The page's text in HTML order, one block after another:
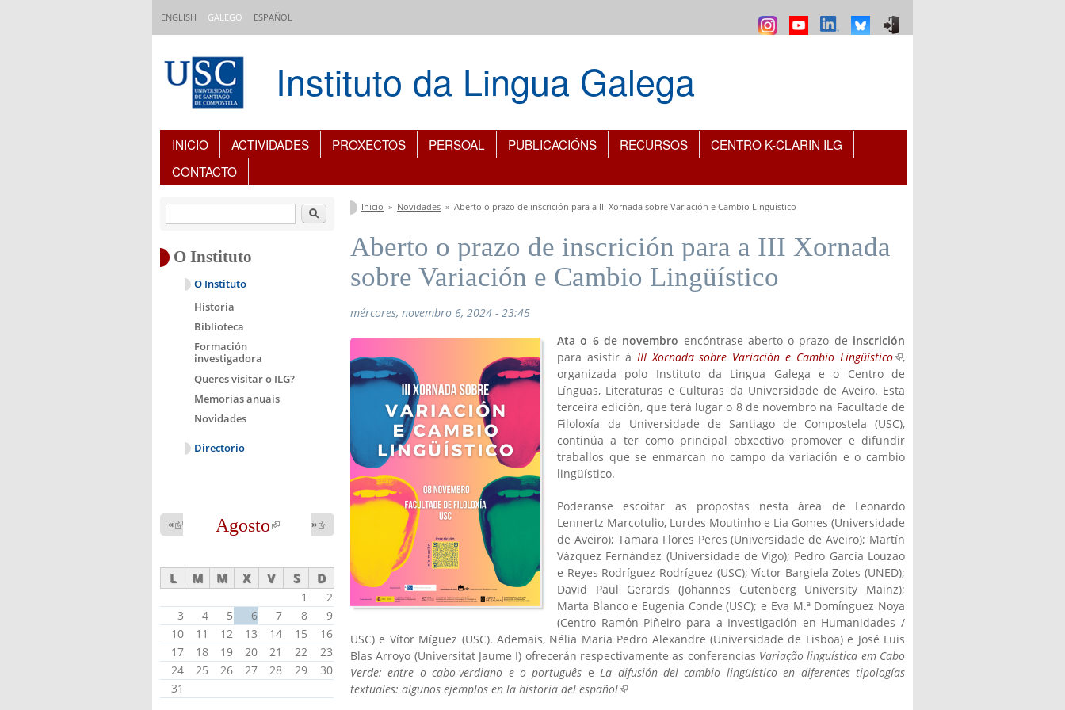
ENGLISH GALEGO ESPAÑOL
Instituto da Lingua Galega
Índice de contidos
INICIO ACTIVIDADES PROXECTOS PERSOAL PUBLICACIÓNS RECURSOS
CENTRO K-CLARIN ILG
CONTACTO
Vostede está aquí
Inicio » Novidades » Aberto o prazo de inscrición para a III Xornada sobre Variación e Cambio Lingüístico
Aberto o prazo de inscrición para a III Xornada
sobre Variación e Cambio Lingüístico
mércores, novembro 6, 2024 - 23:45
Ata o 6 de novembro encóntrase aberto o prazo de inscrición
para asistir á III Xornada sobre Variación e Cambio Lingüístico(link is
external)
,
organizada polo Instituto da Lingua Galega e o Centro de
Línguas, Literaturas e Culturas da Universidade de Aveiro. Esta
terceira edición, que terá lugar o 8 de novembro na Facultade de
Filoloxía da Universidade de Santiago de Compostela (USC),
continúa a ter como principal obxectivo promover e difundir
traballos que se enmarcan no campo da variación e o cambio
lingüístico.
Poderanse escoitar as propostas nesta área de Leonardo
Lennertz Marcotulio, Lurdes Moutinho e Lia Gomes (Universidade
de Aveiro); Tamara Flores Peres (Universidade de Aveiro); Martín
Vázquez Fernández (Universidade de Vigo); Pedro García Louzao
e Reyes Rodríguez Rodríguez (USC); Víctor Bargiela Zotes (UNED);
David Paul Gerards (Johannes Gutenberg University Mainz);
Marta Blanco e Eugenia Conde (USC); e Eva M.ª Domínguez Noya
(Centro Ramón Piñeiro para a Investigación en Humanidades /
USC) e Vítor Míguez (USC). Ademais, Nélia Maria Pedro Alexandre (Universidade de Lisboa) e José Luis
Blas Arroyo (Universitat Jaume I) ofrecerán respectivamente as conferencias Variação linguística em Cabo
Verde: entre o cabo-verdiano e o português e La difusión del cambio lingüístico en diferentes tipologías
textuales: algunos ejemplos en la historia del español.
Buscar
O Instituto
O Instituto
Historia
Biblioteca
Formación
investigadora
Queres visitar o ILG?
Memorias anuais
Novidades
Directorio
Agosto (link is
«
external)
»
external)
L M M X V S D
1
2
3
4 5 6 7 8
9
10
11 12 13 14 15
16
17
18 19 20 21 22
23
24
25 26 27 28 29
30
31